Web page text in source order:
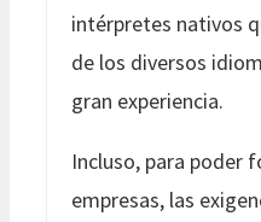
intérpretes nativos
de los diversos
gran experiencia.
Incluso, para poder
empresas, las